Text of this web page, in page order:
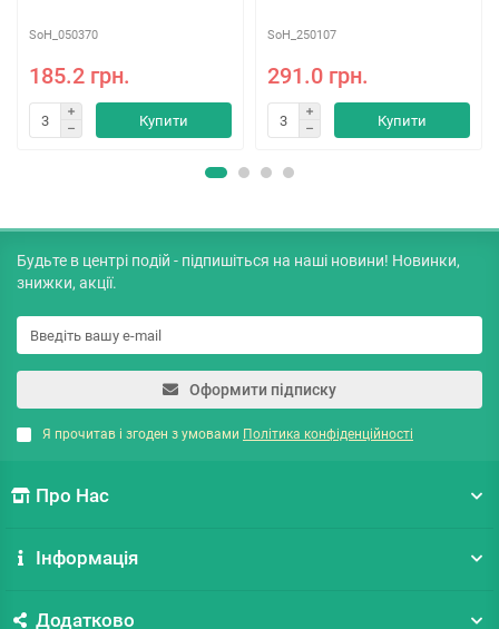
SoH_050370
185.2 грн.
Купити
SoH_250107
291.0 грн.
Купити
Будьте в центрі подій - підпишіться на наші новини! Новинки,
знижки, акції.
Оформити підписку
Я прочитав і згоден з умовами Політика конфіденційності
Про Нас
Інформація
Додатково